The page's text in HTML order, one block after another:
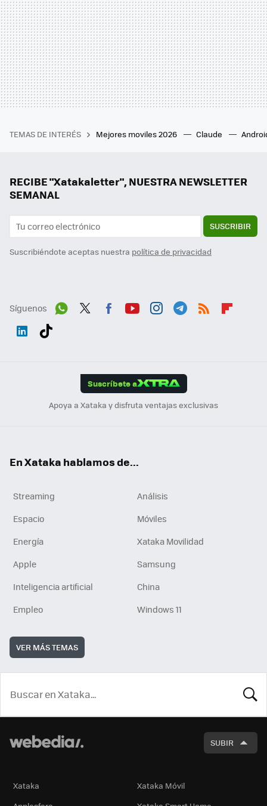
TEMAS DE INTERÉS Mejores moviles 2026 Claude
RECIBE "Xatakaletter", NUESTRA NEWSLETTER
SEMANAL
SUSCRIBIR
Suscribiéndote aceptas nuestra política de privacidad
Síguenos
Suscríbete a
Apoya a Xataka y disfruta ventajas exclusivas
En Xataka hablamos de...
Streaming
Análisis
Espacio
Móviles
Energía
Xataka Movilidad
Apple
Samsung
Inteligencia artificial
China
Empleo
Windows 11
VER MÁS TEMAS
SUBIR
Xataka
Xataka Móvil